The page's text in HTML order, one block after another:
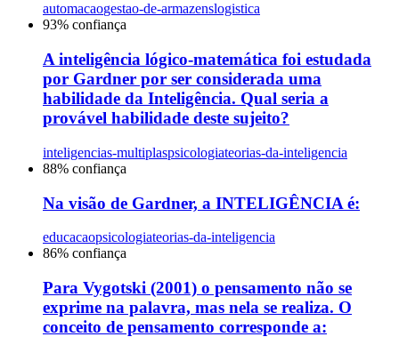
automacaogestao-de-armazenslogistica
93% confiança
A inteligência lógico-matemática foi estudada
por Gardner por ser considerada uma
habilidade da Inteligência. Qual seria a
provável habilidade deste sujeito?
inteligencias-multiplaspsicologiateorias-da-inteligencia
88% confiança
Na visão de Gardner, a INTELIGÊNCIA é:
educacaopsicologiateorias-da-inteligencia
86% confiança
Para Vygotski (2001) o pensamento não se
exprime na palavra, mas nela se realiza. O
conceito de pensamento corresponde a: